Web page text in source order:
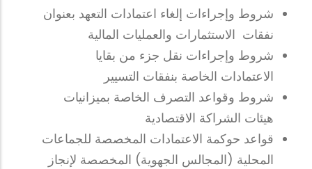
شروط وإجراءات إلغاء اعتمادات التعهد بعنوان
نفقات الاستثمارات والعمليات المالية
شروط وإجراءات نقل جزء من بقايا
الاعتمادات الخاصة بنفقات التسيير
شروط وقواعد التصرف الخاصة بميزانيات
هيئات الشراكة الاقتصادية
قواعد حوكمة الاعتمادات المخصصة للجماعات
المحلية (المجالس الجهوية) المخصصة لإنجاز